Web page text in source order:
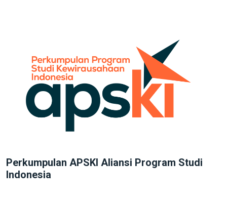
Perkumpulan APSKI Aliansi Program Studi
Indonesia